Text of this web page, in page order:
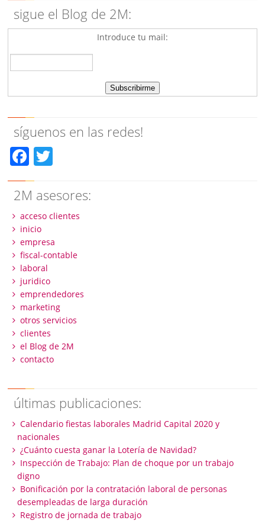
sigue el Blog de 2M:
Introduce tu mail:
síguenos en las redes!
Facebook
2M asesores:
acceso clientes
inicio
empresa
fiscal-contable
laboral
juridico
emprendedores
marketing
otros servicios
clientes
el Blog de 2M
contacto
últimas publicaciones:
Calendario fiestas laborales Madrid Capital 2020 y
nacionales
¿Cuánto cuesta ganar la Lotería de Navidad?
Inspección de Trabajo: Plan de choque por un trabajo
digno
Bonificación por la contratación laboral de personas
desempleadas de larga duración
Registro de jornada de trabajo